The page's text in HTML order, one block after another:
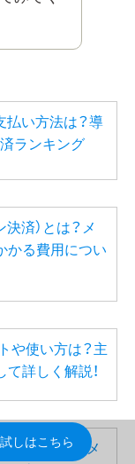
払い方法は？導
ランキング
済）とは？メ
かる費用につい
や使い方は？主
詳しく解説！
ペイ)とは？メ
しはこちら